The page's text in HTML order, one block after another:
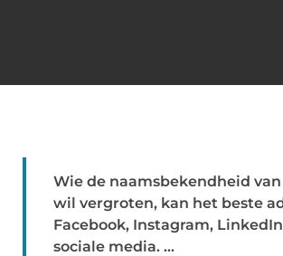
Wie de naamsbekendheid
wil vergroten, kan het beste
Facebook, Instagram,
sociale media. ...